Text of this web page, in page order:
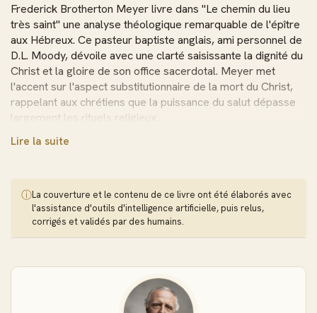
Frederick Brotherton Meyer livre dans "Le chemin du lieu
très saint" une analyse théologique remarquable de l'épître
aux Hébreux. Ce pasteur baptiste anglais, ami personnel de
D.L. Moody, dévoile avec une clarté saisissante la dignité du
Christ et la gloire de son office sacerdotal. Meyer met
l'accent sur l'aspect substitutionnaire de la mort du Christ,
rappelant aux chrétiens que la puissance du salut dépasse
largement les rituels religieux.
Cette œuvre théologique de référence explore les riches
thèmes centraux : la supériorité du Christ, son rôle de
souverain sacrificateur et l'accès au lieu très saint rendu
possible par son sacrifice.
classique intemporel au format PDF durable.
Pourquoi choisir le format PDF ?
Lire la suite
ⓘLa couverture et le contenu de ce livre ont été élaborés avec
l'assistance d'outils d'intelligence artificielle, puis relus,
corrigés et validés par des humains.